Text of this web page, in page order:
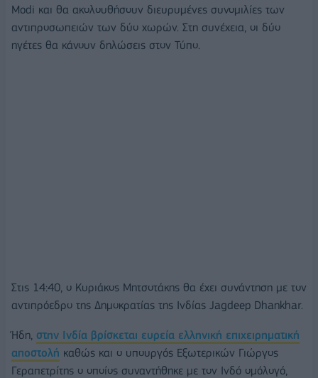
Modi και θα ακολουθήσουν διευρυμένες συνομιλίες των
αντιπροσωπειών των δύο χωρών. Στη συνέχεια, οι δύο
ηγέτες θα κάνουν δηλώσεις στον Τύπο.
Στις 14:40, ο Κυριάκος Μητσοτάκης θα έχει συνάντηση με τον
αντιπρόεδρο της Δημοκρατίας της Ινδίας Jagdeep Dhankhar.
Ήδη, στην Ινδία βρίσκεται ευρεία ελληνική επιχειρηματική
αποστολή καθώς και ο υπουργός Εξωτερικών Γιώργος
Γεραπετρίτης ο οποίος συναντήθηκε με τον Ινδό ομόλογό,